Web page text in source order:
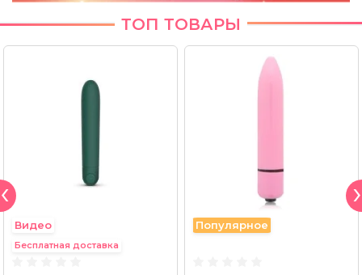
ТОП ТОВАРЫ
Видео
Бесплатная доставка
Популярное